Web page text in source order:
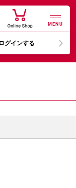
MENU
ログインする